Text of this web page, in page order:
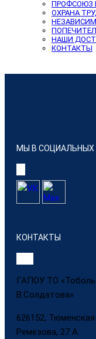
ПРОФСОЮЗ
ОХРАНА
НАШИ
КОНТАКТЫ
МЫ В СОЦИАЛЬНЫХ
КОНТАКТЫ
ГАПОУ ТО
В.Солдатова»
626152,
Ремезова, 27 А